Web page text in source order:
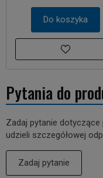
Do koszyka
Pytania do
Zadaj pytanie
udzieli szczegółowej
Zadaj pytanie